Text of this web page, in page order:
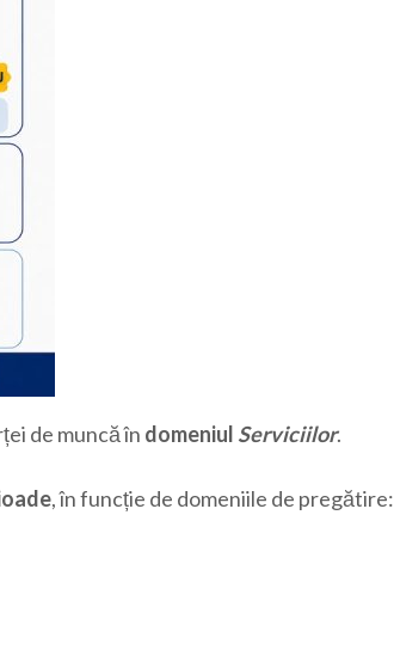
de muncă în domeniul Serviciilor.
, în funcție de domeniile de pregătire: